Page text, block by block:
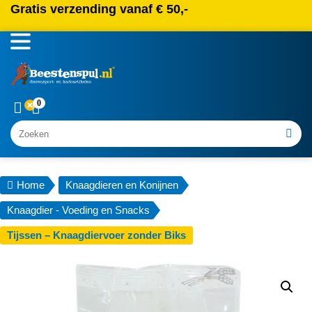
Gratis verzending vanaf € 50,-
0
Zoeken
Home Knaagdieren en Konijnen
Knaagdier - Voeding en Snacks
Tijssen – Knaagdiervoer zonder Biks